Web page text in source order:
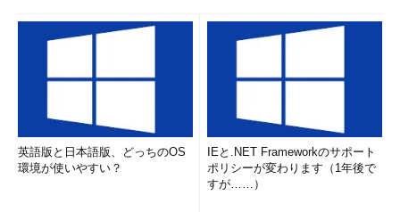
英語版と日本語版、どっちのOS
環境が使いやすい？
IEと.NET Frameworkのサポート
ポリシーが変わります（1年後で
すが……）